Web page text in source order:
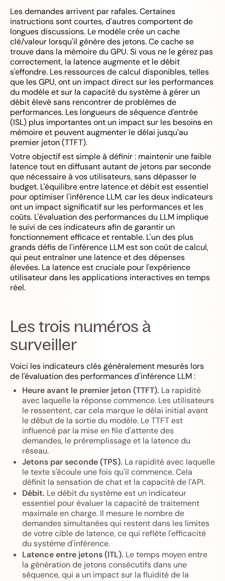
Les demandes arrivent par rafales. Certaines
instructions sont courtes, d'autres comportent de
longues discussions. Le modèle crée un cache
clé/valeur lorsqu'il génère des jetons. Ce cache se
trouve dans la mémoire du GPU. Si vous ne le gérez pas
correctement, la latence augmente et le débit
s'effondre. Les ressources de calcul disponibles, telles
que les GPU, ont un impact direct sur les performances
du modèle et sur la capacité du système à gérer un
débit élevé sans rencontrer de problèmes de
performances. Les longueurs de séquence d'entrée
(ISL) plus importantes ont un impact sur les besoins en
mémoire et peuvent augmenter le délai jusqu'au
premier jeton (TTFT).
Votre objectif est simple à définir : maintenir une faible
latence tout en diffusant autant de jetons par seconde
que nécessaire à vos utilisateurs, sans dépasser le
budget. L'équilibre entre latence et débit est essentiel
pour optimiser l'inférence LLM, car les deux indicateurs
ont un impact significatif sur les performances et les
coûts. L'évaluation des performances du LLM implique
le suivi de ces indicateurs afin de garantir un
fonctionnement efficace et rentable. L'un des plus
grands défis de l'inférence LLM est son coût de calcul,
qui peut entraîner une latence et des dépenses
élevées. La latence est cruciale pour l'expérience
utilisateur dans les applications interactives en temps
réel.
Les trois numéros à
surveiller
Voici les indicateurs clés généralement mesurés lors
de l'évaluation des performances d'inférence LLM :
Heure avant le premier jeton (TTFT). La rapidité
avec laquelle la réponse commence. Les utilisateurs
le ressentent, car cela marque le délai initial avant
le début de la sortie du modèle. Le TTFT est
influencé par la mise en file d'attente des
demandes, le préremplissage et la latence du
réseau.
Jetons par seconde (TPS). La rapidité avec laquelle
le texte s'écoule une fois qu'il commence. Cela
définit la sensation de chat et la capacité de l'API.
Débit. Le débit du système est un indicateur
essentiel pour évaluer la capacité de traitement
maximale en charge. Il mesure le nombre de
demandes simultanées qui restent dans les limites
de votre cible de latence, ce qui reflète l'efficacité
du système d'inférence.
Latence entre jetons (ITL). Le temps moyen entre
la génération de jetons consécutifs dans une
séquence, qui a un impact sur la fluidité de la